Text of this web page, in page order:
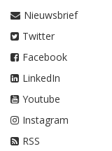
Nieuwsbrief
Twitter
Facebook
LinkedIn
Youtube
Instagram
RSS